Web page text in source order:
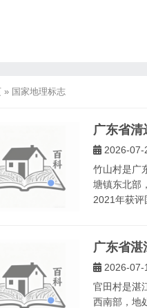
» 国家地理标志
广东省清
2026-07-
竹山村是广
塘镇东北部
2021年获评
广东省湛
2026-07-
官田村是湛
西南部，地